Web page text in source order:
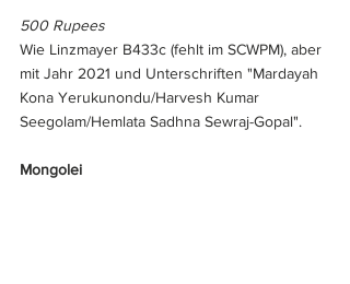
500 Rupees
Wie Linzmayer B433c (fehlt im SCWPM), aber
mit Jahr 2021 und Unterschriften "Mardayah
Kona Yerukunondu/Harvesh Kumar
Seegolam/Hemlata Sadhna Sewraj-Gopal".
Mongolei